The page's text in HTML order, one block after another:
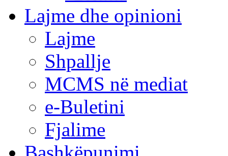
Lajme dhe opinioni
Lajme
Shpallje
MCMS në mediat
e-Buletini
Fjalime